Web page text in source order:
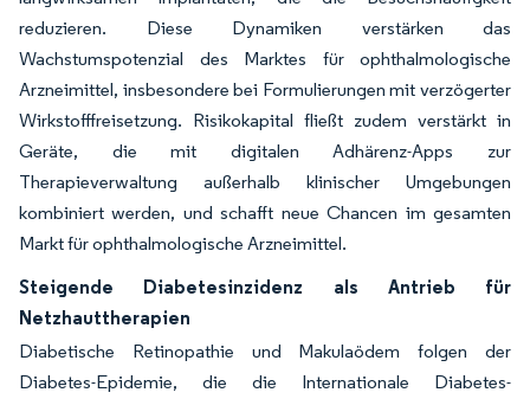
reduzieren. Diese Dynamiken verstärken das
Wachstumspotenzial des Marktes für ophthalmologische
Arzneimittel, insbesondere bei Formulierungen mit verzögerter
Wirkstofffreisetzung. Risikokapital fließt zudem verstärkt in
Geräte, die mit digitalen Adhärenz-Apps zur
Therapieverwaltung außerhalb klinischer Umgebungen
kombiniert werden, und schafft neue Chancen im gesamten
Markt für ophthalmologische Arzneimittel.
Steigende Diabetesinzidenz als Antrieb für
Netzhauttherapien
Diabetische Retinopathie und Makulaödem folgen der
Diabetes-Epidemie, die die Internationale Diabetes-